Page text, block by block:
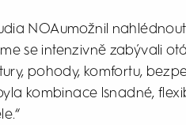
NOAumožnil
se intenzivně zabývali
pohody, komfortu,
kombinace lsnadné,